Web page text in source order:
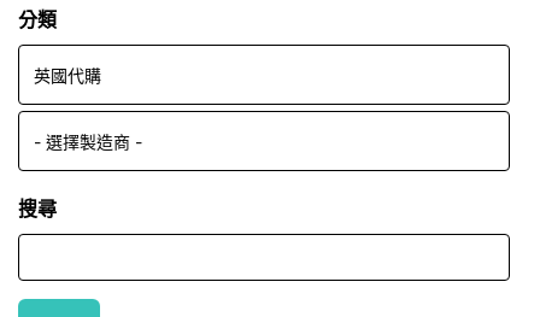
分類
搜尋